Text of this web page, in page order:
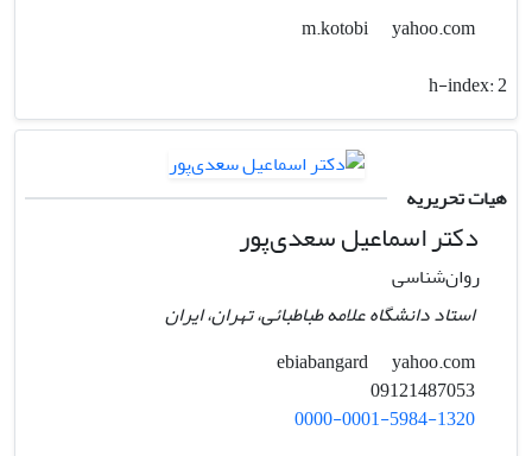
yahoo.com
h-index:2
هیات تحریریه
دکتر اسماعیل سعدی‌پور
روان‌شناسی
استاد دانشگاه علامه طباطبائی، تهران، ایران
yahoo.com
0000-0001-5984-1320